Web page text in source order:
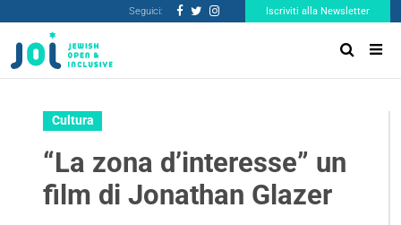
Seguici: Iscriviti alla Newsletter
Cultura
“La zona d’interesse” un
film di Jonathan Glazer